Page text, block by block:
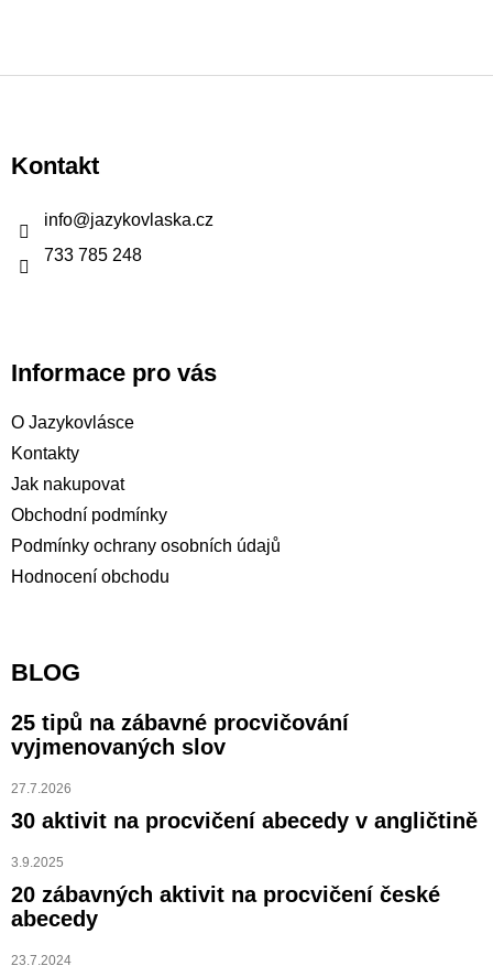
p
aKontakt
info@jazykovlaska.cz
733 785 248
Informace pro vás
O Jazykovlásce
Kontakty
Jak nakupovat
Obchodní podmínky
Podmínky ochrany osobních údajů
Hodnocení obchodu
BLOG
25 tipů na zábavné procvičování
vyjmenovaných slov
27.7.2026
30 aktivit na procvičení abecedy v angličtině
3.9.2025
20 zábavných aktivit na procvičení české
abecedy
23.7.2024